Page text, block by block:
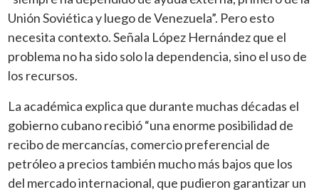
Unión Soviética y luego de Venezuela”. Pero esto
necesita contexto. Señala López Hernández que el
problema no ha sido solo la dependencia, sino el uso de
los recursos.
La académica explica que durante muchas décadas el
gobierno cubano recibió “una enorme posibilidad de
recibo de mercancías, comercio preferencial de
petróleo a precios también mucho más bajos que los
del mercado internacional, que pudieron garantizar un